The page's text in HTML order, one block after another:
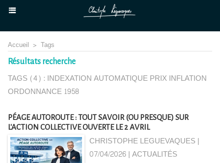
Accueil > Tags
Résultats recherche
TAGS (4) : INDEXATION AUTOMATIQUE PRIX INFLATION
ORDONNANCE 1958
PÉAGE AUTOROUTE : TOUT SAVOIR (OU PRESQUE) SUR
L'ACTION COLLECTIVE OUVERTE LE 2 AVRIL
CHRISTOPHE LEGUEVAQUES |
07/04/2026|ACTUALITÉS